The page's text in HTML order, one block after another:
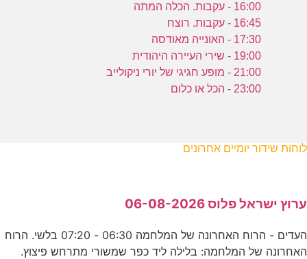
16:00 - עקבות. הכלה המתה
16:45 - עקבות. רוצח
17:30 - האונייה מאודסה
19:00 - שירי העיירה היהודית
21:00 - מופע חגיגי של יורי ניקולייב
23:00 - הכל או כלום
לוחות שידור יומיים אחרונים
ערוץ ישראל פלוס 06-08-2026
העדים - הרוח האחרונה של המלחמה 06:30 - 07:20 בלשי. הרוח
האחרונה של המלחמה: בלילה ליד כפר שמשורי מתרחש פיצוץ.